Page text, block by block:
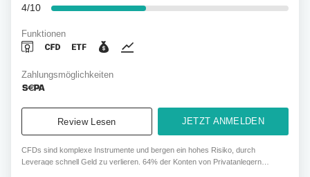
4/10
Funktionen
Zahlungsmöglichkeiten
Review Lesen JETZT ANMELDEN
CFDs sind komplexe Instrumente und bergen ein hohes Risiko, durch
Leverage schnell Geld zu verlieren. 64% der Konten von Privatanlegern